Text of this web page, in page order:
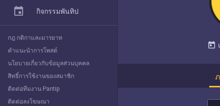
today
Explore
กิจกรรมพันทิป
กฎ กติกาและมารยาท
คำแนะนำการโพสต์
นโยบายเกี่ยวกับข้อมูลส่วนบุคคล
สิทธิ์การใช้งานของสมาชิก
ติดต่อทีมงาน Pantip
ติดต่อลงโฆษณา